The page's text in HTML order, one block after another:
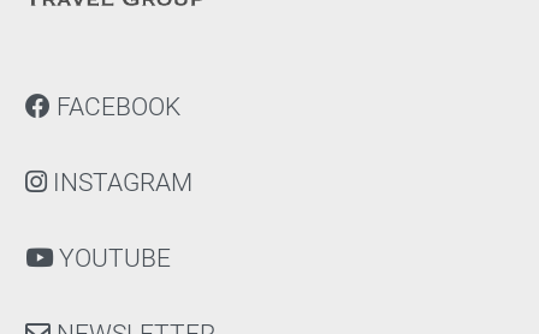
FACEBOOK
INSTAGRAM
YOUTUBE